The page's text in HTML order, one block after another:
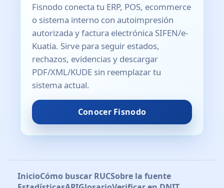
Fisnodo conecta tu ERP, POS, ecommerce
o sistema interno con autoimpresión
autorizada y factura electrónica SIFEN/e-
Kuatia. Sirve para seguir estados,
rechazos, evidencias y descargar
PDF/XML/KUDE sin reemplazar tu
sistema actual.
Conocer Fisnodo
InicioCómo buscar RUCSobre la fuente